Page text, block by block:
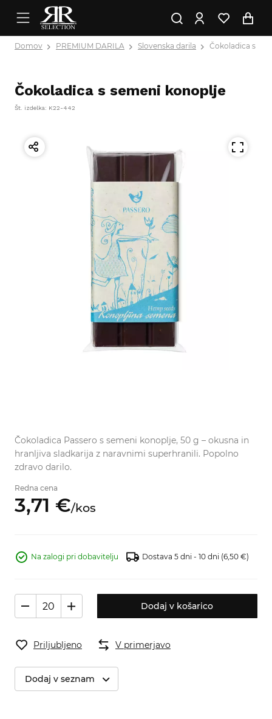
Domov PREMIUM DARILA Slovenska darila Čokoladica s
Čokoladica s semeni konoplje
Št. izdelka: K22-442
Čokoladica Passero s semeni konoplje, 50 g – okusna in
hranljiva sladkarija z naravnimi superhranili. Popolno
zdravo darilo.
Redna cena
3,71 €/kos
Na zalogi pri dobavitelju Dostava 5 dni - 10 dni (6,50 €)
Dodaj v košarico
Priljubljeno V primerjavo
Dodaj v seznam